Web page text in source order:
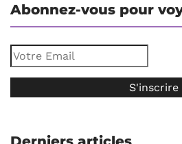
Abonnez-vous pour